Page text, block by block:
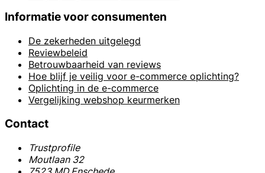
Informatie voor consumenten
De zekerheden uitgelegd
Reviewbeleid
Betrouwbaarheid van reviews
Hoe blijf je veilig voor e-commerce oplichting?
Oplichting in de e-commerce
Vergelijking webshop keurmerken
Contact
Trustprofile
Moutlaan 32